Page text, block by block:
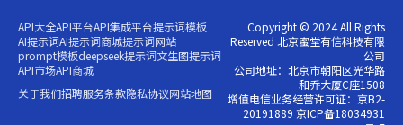
API大全API平台API集成平台提示词模板
AI提示词AI提示词商城提示词网站
prompt模板deepseek提示词文生图提示词
API市场API商城
关于我们招聘服务条款隐私协议网站地图
Copyright © 2024 All Rights
Reserved 北京蜜堂有信科技有限
公司
公司地址：北京市朝阳区光华路
和乔大厦C座1508
增值电信业务经营许可证：京B2-
20191889 京ICP备18034931